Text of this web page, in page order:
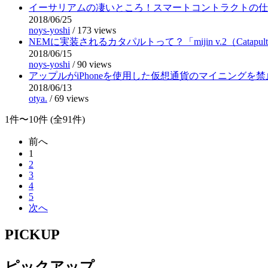
イーサリアムの凄いところ！スマートコントラクトの
2018/06/25
noys-yoshi / 173 views
NEMに実装されるカタパルトって？「mijin v.2（
2018/06/15
noys-yoshi /90 views
アップルがiPhoneを使用した仮想通貨のマイニングを禁
2018/06/13
otya. /69 views
1件〜10件 (全91件)
前へ
1
2
3
4
5
次へ
PICKUP